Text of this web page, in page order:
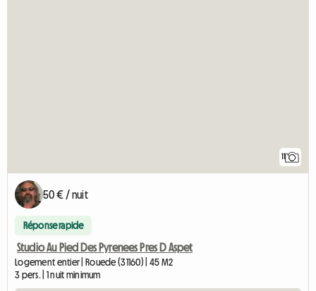
11
50 € / nuit
Réponse rapide
Studio Au Pied Des Pyrenees Pres D Aspet
Logement entier | Rouede (31160) | 45 M2
3 pers. | 1 nuit minimum